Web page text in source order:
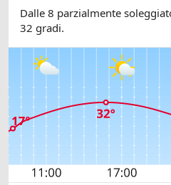
Dalle 8 parzialmente
32 gradi.